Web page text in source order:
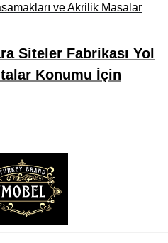
ve Akrilik Masalar
Siteler Fabrikası Yol
Konumu İçin